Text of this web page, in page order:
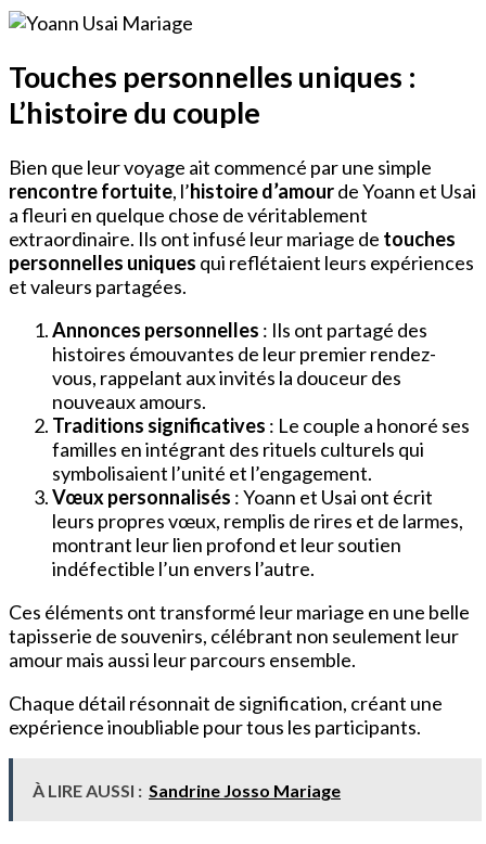
Touches personnelles uniques :
L’histoire du couple
Bien que leur voyage ait commencé par une simple
rencontre fortuite, l’histoire d’amourde Yoann et Usai
a fleuri en quelque chose de véritablement
extraordinaire. Ils ont infusé leur mariage de touches
personnelles uniques qui reflétaient leurs expériences
et valeurs partagées.
Annonces personnelles : Ils ont partagé des
histoires émouvantes de leur premier rendez-
vous, rappelant aux invités la douceur des
nouveaux amours.
Traditions significatives : Le couple a honoré ses
familles en intégrant des rituels culturels qui
symbolisaient l’unité et l’engagement.
Vœux personnalisés : Yoann et Usai ont écrit
leurs propres vœux, remplis de rires et de larmes,
montrant leur lien profond et leur soutien
indéfectible l’un envers l’autre.
Ces éléments ont transformé leur mariage en une belle
tapisserie de souvenirs, célébrant non seulement leur
amour mais aussi leur parcours ensemble.
Chaque détail résonnait de signification, créant une
expérience inoubliable pour tous les participants.
À LIRE AUSSI : Sandrine Josso Mariage